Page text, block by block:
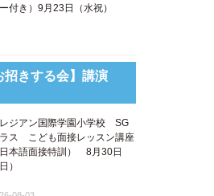
付き）9月23日（水祝）
招きする会】講演
ジアン国際学園小学校 SG
ス こども面接レッスン講座
日本語面接特訓​） 8月30日
）